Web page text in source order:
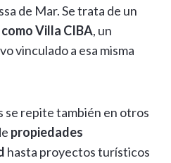
de Mar. Se trata de un
Villa CIBA, un
vinculado a esa misma
se repite también en otros
propiedades
hasta proyectos turísticos